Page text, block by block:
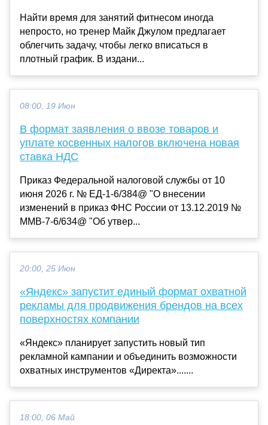
Найти время для занятий фитнесом иногда
непросто, но тренер Майк Джулом предлагает
облегчить задачу, чтобы легко вписаться в
плотный график. В издани...
08:00, 19 Июн
В формат заявления о ввозе товаров и
уплате косвенных налогов включена новая
ставка НДС
Приказ Федеральной налоговой службы от 10
июня 2026 г. № ЕД-1-6/384@ "О внесении
изменений в приказ ФНС России от 13.12.2019 №
ММВ-7-6/634@ "Об утвер...
20:00, 25 Июн
«Яндекс» запустит единый формат охватной
рекламы для продвижения брендов на всех
поверхностях компании
«Яндекс» планирует запустить новый тип
рекламной кампании и объединить возможности
охватных инструментов «Директа».......
18:00, 06 Май